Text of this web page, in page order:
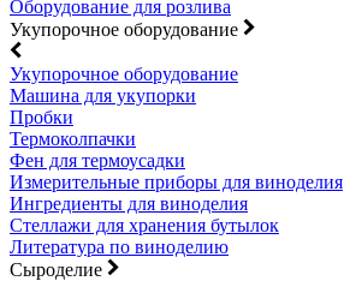
Оборудование для розлива
Укупорочное оборудование
Укупорочное оборудование
Машина для укупорки
Пробки
Термоколпачки
Фен для термоусадки
Измерительные приборы для виноделия
Ингредиенты для виноделия
Стеллажи для хранения бутылок
Литература по виноделию
Сыроделие